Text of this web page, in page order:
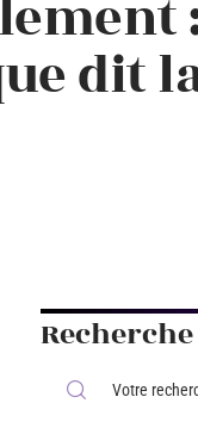
dit
Recherche